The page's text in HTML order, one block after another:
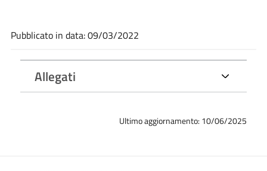
Pubblicato in data: 09/03/2022
Allegati
Ultimo aggiornamento: 10/06/2025